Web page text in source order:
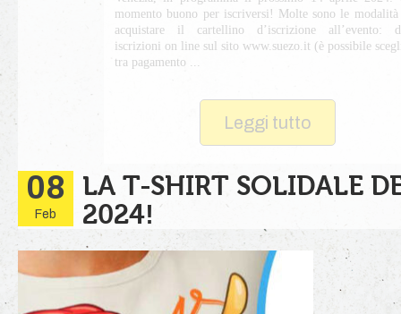
momento buono per iscriversi! Molte sono le modalità
acquistare il cartellino d’iscrizione all’evento:
iscrizioni on line sul sito www.suezo.it (è possibile
tra pagamento ...
Leggi tutto
08
Feb
LA T-SHIRT SOLIDALE
2024!